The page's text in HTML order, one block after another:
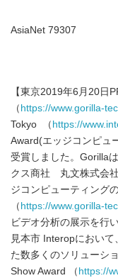
AsiaNet 79307
【東京2019年6月20日
（ https://www.gorilla-
Tokyo （ https://
Award(エッジコンピュ
受賞しました。Gorilla
クス商社 丸文株式会
ジコンピューティング
（ https://www.gorilla-
ビデオ分析の展示を行
見本市 Interopにおい
た数多くのソリューシ
Show Award （ https://